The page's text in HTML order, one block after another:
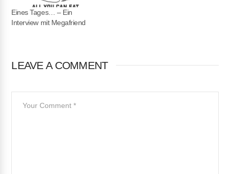
Eines Tages… – Ein
Interview mit Megafriend
LEAVE A COMMENT